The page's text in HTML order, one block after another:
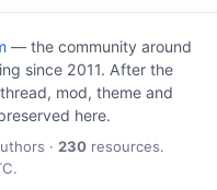
— the community around
since 2011. After the
mod, theme and
here.
· 230 resources.